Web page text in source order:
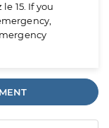
15. If you